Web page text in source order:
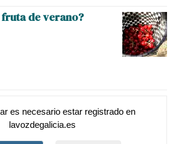
de verano?
es necesario estar registradoen
lavozdegalicia.es